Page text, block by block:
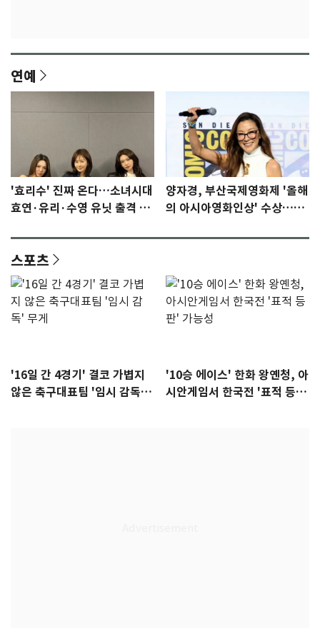
연예
'효리수' 진짜 온다…소녀시대
효연·유리·수영 유닛 출격 [N
양자경, 부산국제영화제 '올해
의 아시아영화인상' 수상…15
스포츠
'16일 간 4경기' 결코 가볍지
않은 축구대표팀 '임시 감독'
'10승 에이스' 한화 왕옌청, 아
시안게임서 한국전 '표적 등